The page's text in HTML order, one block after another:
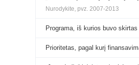
Nurodykite, pvz. 2007-2013
Programa, iš kurios buvo
Prioritetas, pagal kurį